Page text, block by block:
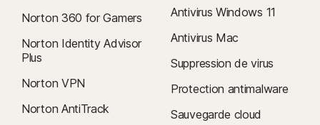
Norton 360 for Gamers
Norton Identity Advisor
Plus
Norton VPN
Norton AntiTrack
Antivirus Windows 11
Antivirus Mac
Suppression de virus
Protection antimalware
Sauvegarde cloud